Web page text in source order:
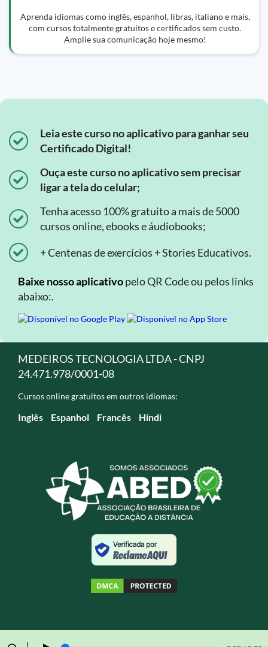
Aprenda idiomas como inglês, espanhol, libras, italiano e mais,
com cursos totalmente gratuitos e certificados sem custo.
Amplie sua comunicação hoje mesmo!
Leia este curso no aplicativo para ganhar seu
Certificado Digital!
Ouça este curso no aplicativo sem precisar
ligar a tela do celular;
Tenha acesso 100% gratuito a mais de 5000
cursos online, ebooks e áudiobooks;
+ Centenas de exercícios + Stories Educativos.
Baixe nosso aplicativopelo QR Code ou pelos links
abaixo:.
MEDEIROS TECNOLOGIA LTDA - CNPJ
24.471.978/0001-08
Cursos online gratuitos em outros idiomas:
Inglês Espanhol Francês Hindi